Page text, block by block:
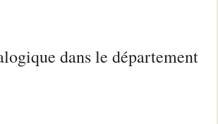
dans le département